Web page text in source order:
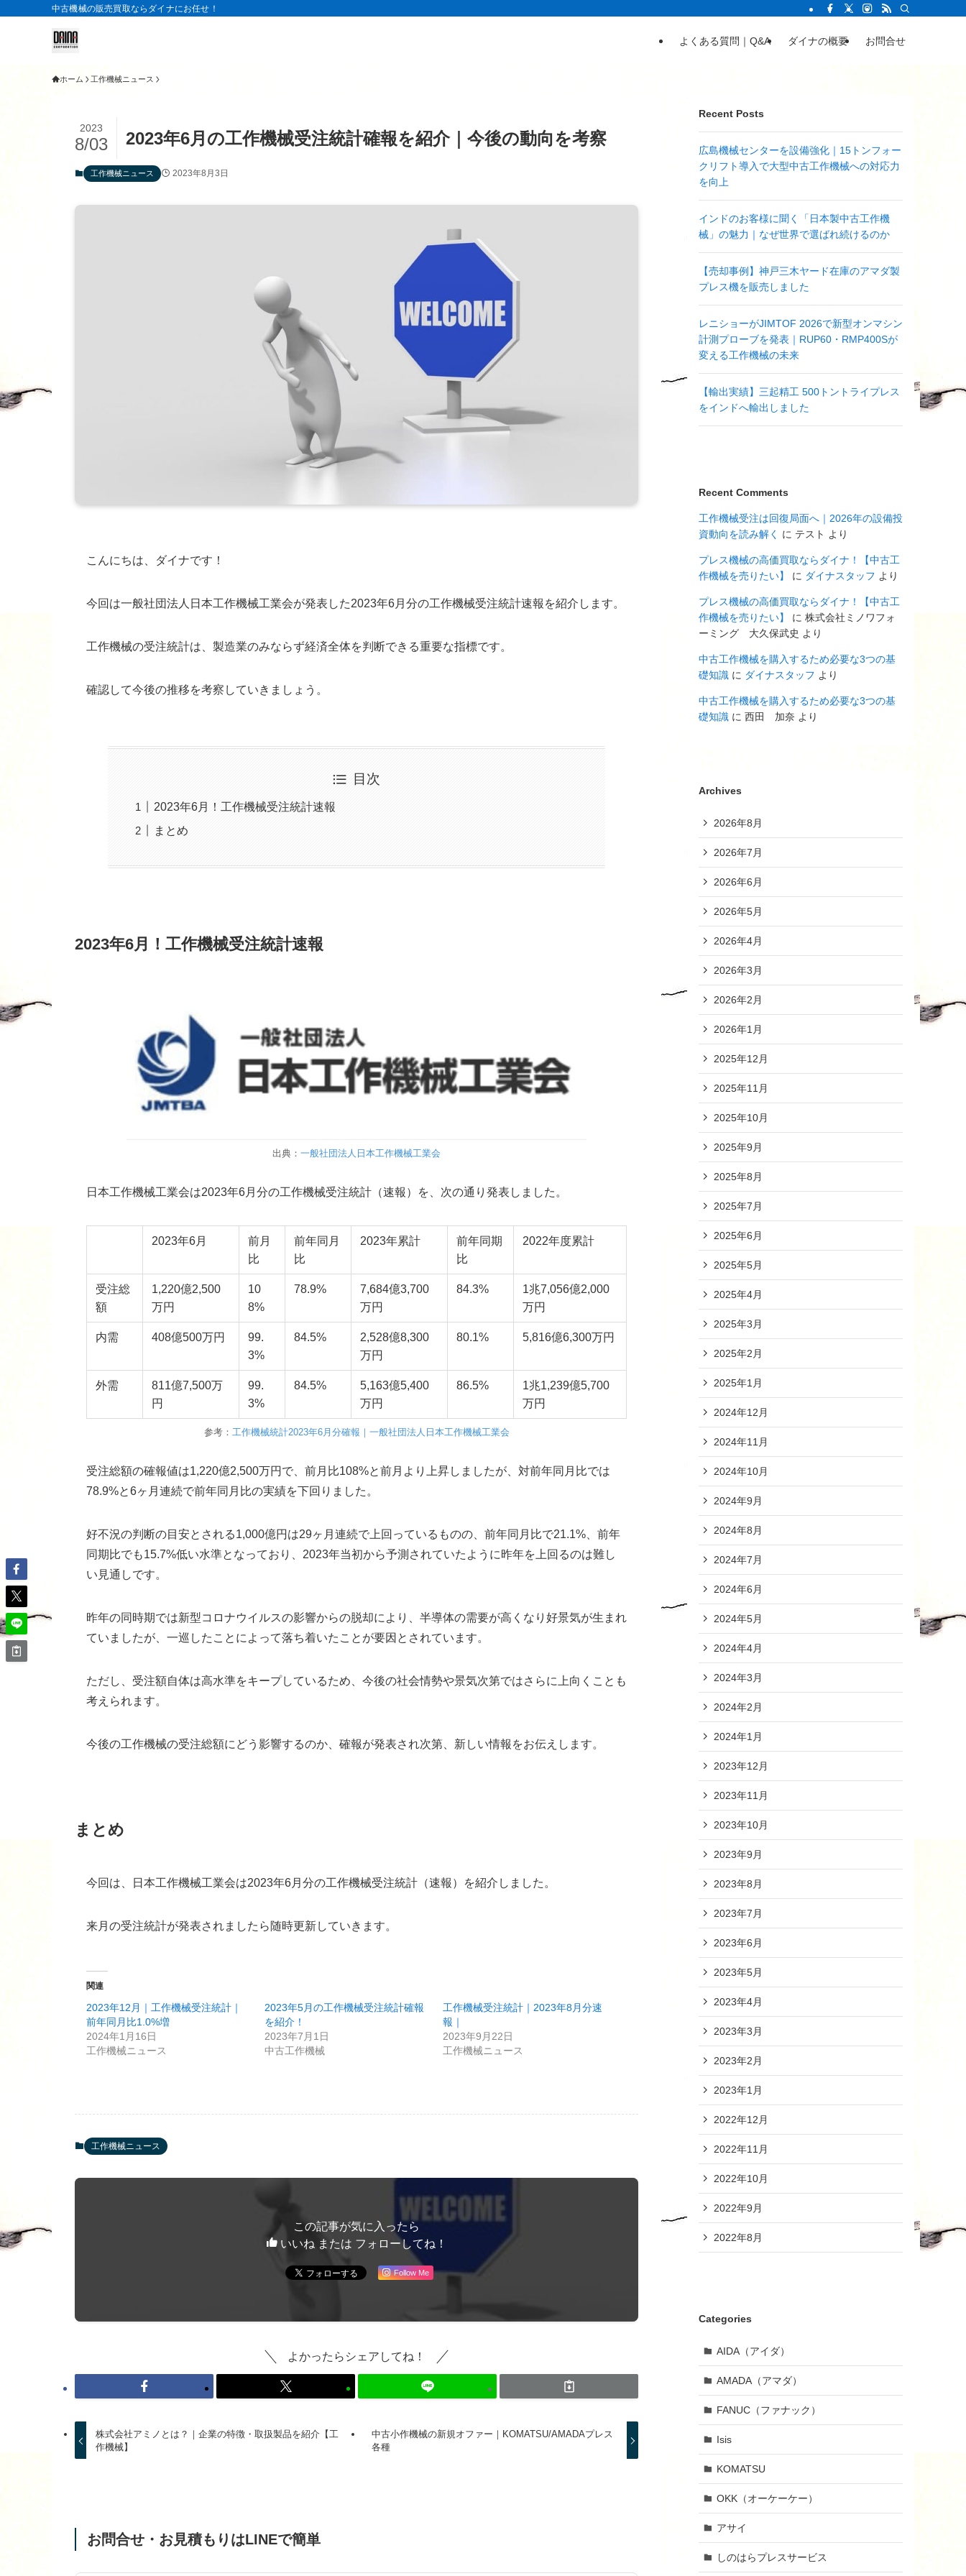
中古機械の販売買取ならダイナにお任せ！
よくある質問｜Q&A ダイナの概要 お問合せ
ホーム 工作機械ニュース
2023年6月の工作機械受注統計確報を紹介｜今後の動向を考察
2023
8/03
工作機械ニュース 2023年8月3日
こんにちは、ダイナです！
今回は一般社団法人日本工作機械工業会が発表した2023年6月分の工作機械受注統計速報を紹介します。
工作機械の受注統計は、製造業のみならず経済全体を判断できる重要な指標です。
確認して今後の推移を考察していきましょう。
目次
2023年6月！工作機械受注統計速報
まとめ
2023年6月！工作機械受注統計速報
出典： 一般社団法人日本工作機械工業会
日本工作機械工業会は2023年6月分の工作機械受注統計（速報）を、次の通り発表しました。
2023年6月
前月
比
前年同月
比
2023年累計
前年同期
比
2022年度累計
受注総
額
1,220億2,500
万円
10
8%
78.9%
7,684億3,700
万円
84.3%
1兆7,056億2,000
万円
内需 408億500万円
99.
3%
84.5%
2,528億8,300
万円
80.1% 5,816億6,300万円
外需
811億7,500万
円
99.
3%
84.5%
5,163億5,400
万円
86.5%
1兆1,239億5,700
万円
参考： 工作機械統計2023年6月分確報｜一般社団法人日本工作機械工業会
受注総額の確報値は1,220億2,500万円で、前月比108%と前月より上昇しましたが、対前年同月比では
78.9%と6ヶ月連続で前年同月比の実績を下回りました。
好不況の判断の目安とされる1,000億円は29ヶ月連続で上回っているものの、前年同月比で21.1%、前年
同期比でも15.7%低い水準となっており、2023年当初から予測されていたように昨年を上回るのは難し
い見通しです。
昨年の同時期では新型コロナウイルスの影響からの脱却により、半導体の需要が高くなり好景気が生まれ
ていましたが、一巡したことによって落ち着いたことが要因とされています。
ただし、受注額自体は高水準をキープしているため、今後の社会情勢や景気次第ではさらに上向くことも
考えられます。
今後の工作機械の受注総額にどう影響するのか、確報が発表され次第、新しい情報をお伝えします。
まとめ
今回は、日本工作機械工業会は2023年6月分の工作機械受注統計（速報）を紹介しました。
来月の受注統計が発表されましたら随時更新していきます。
関連
2023年12月｜工作機械受注統計｜
前年同月比1.0%増
2024年1月16日
工作機械ニュース
2023年5月の工作機械受注統計確報
を紹介！
2023年7月1日
中古工作機械
工作機械受注統計｜2023年8月分速
報｜
2023年9月22日
工作機械ニュース
工作機械ニュース
この記事が気に入ったら
いいね または フォローしてね！
Follow Me
よかったらシェアしてね！
株式会社アミノとは？｜企業の特徴・取扱製品を紹介【工
作機械】
中古小作機械の新規オファー｜KOMATSU/AMADAプレス
各種
お問合せ・お見積もりはLINEで簡単
Recent Posts
広島機械センターを設備強化｜15トンフォー
クリフト導入で大型中古工作機械への対応力
を向上
インドのお客様に聞く「日本製中古工作機
械」の魅力｜なぜ世界で選ばれ続けるのか
【売却事例】神戸三木ヤード在庫のアマダ製
プレス機を販売しました
レニショーがJIMTOF 2026で新型オンマシン
計測プローブを発表｜RUP60・RMP400Sが
変える工作機械の未来
【輸出実績】三起精工 500トントライプレス
をインドへ輸出しました
Recent Comments
工作機械受注は回復局面へ｜2026年の設備投
資動向を読み解く
に テスト より
プレス機械の高価買取ならダイナ！【中古工
作機械を売りたい】
に ダイナスタッフ より
プレス機械の高価買取ならダイナ！【中古工
作機械を売りたい】
に 株式会社ミノワフォ
ーミング 大久保武史 より
中古工作機械を購入するため必要な3つの基
礎知識 に ダイナスタッフ より
中古工作機械を購入するため必要な3つの基
礎知識 に 西田 加奈 より
Archives
2026年8月
2026年7月
2026年6月
2026年5月
2026年4月
2026年3月
2026年2月
2026年1月
2025年12月
2025年11月
2025年10月
2025年9月
2025年8月
2025年7月
2025年6月
2025年5月
2025年4月
2025年3月
2025年2月
2025年1月
2024年12月
2024年11月
2024年10月
2024年9月
2024年8月
2024年7月
2024年6月
2024年5月
2024年4月
2024年3月
2024年2月
2024年1月
2023年12月
2023年11月
2023年10月
2023年9月
2023年8月
2023年7月
2023年6月
2023年5月
2023年4月
2023年3月
2023年2月
2023年1月
2022年12月
2022年11月
2022年10月
2022年9月
2022年8月
Categories
AIDA（アイダ）
AMADA（アマダ）
FANUC（ファナック）
Isis
KOMATSU
OKK（オーケーケー）
アサイ
しのはらプレスサービス